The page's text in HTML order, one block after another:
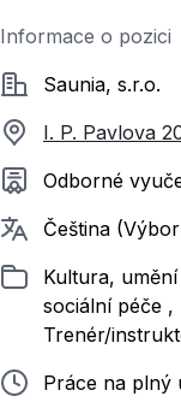
Informace o pozici
SpolečnostSaunia, s.r.o.
I. P. Pavlova
Požadované vzdělání
Odborné
Požadované jazyky
Čeština
ZařazenoKultura,
sociální péče
Trenér/
Typ pracovního poměru
Práce na plný